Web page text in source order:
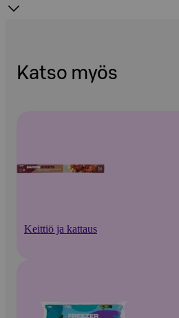
Katso myös
Keittiö ja kattaus